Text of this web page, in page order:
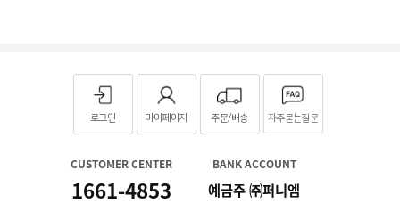
로그인 마이페이지 주문/배송 자주묻는질문
CUSTOMER CENTER
1661-4853
BANK ACCOUNT
예금주 ㈜퍼니엠